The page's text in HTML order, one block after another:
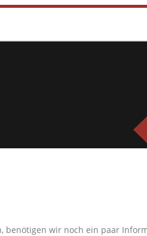
wir noch ein paar